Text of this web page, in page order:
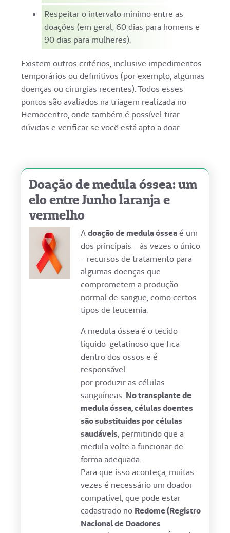
Respeitar o intervalo mínimo entre as
doações (em geral, 60 dias para homens e
90 dias para mulheres).
Existem outros critérios, inclusive impedimentos
temporários ou definitivos (por exemplo, algumas
doenças ou cirurgias recentes). Todos esses
pontos são avaliados na triagem realizada no
Hemocentro, onde também é possível tirar
dúvidas e verificar se você está apto a doar.
Doação de medula óssea: um
elo entre Junho laranja e
vermelho
Adoação de medula ósseaé um
dos principais – às vezes o único
– recursos de tratamento para
algumas doenças que
comprometem a produção
normal de sangue, como certos
tipos de leucemia.
A medula óssea é o tecido
líquido-gelatinoso que fica
dentro dos ossos e é
responsável
por produzir as células
sanguíneas. No transplante de
medula óssea, células doentes
são substituídas por células
saudáveis, permitindo que a
medula volte a funcionar de
forma adequada.
Para que isso aconteça, muitas
vezes é necessário um doador
compatível, que pode estar
cadastrado no Redome (Registro
Nacional de Doadores